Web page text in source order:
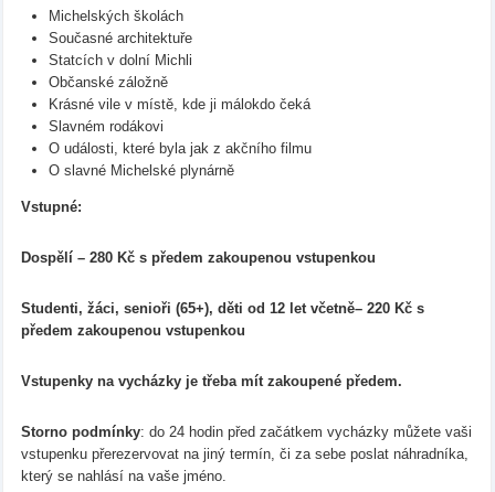
Michelských školách
Současné architektuře
Statcích v dolní Michli
Občanské záložně
Krásné vile v místě, kde ji málokdo čeká
Slavném rodákovi
O události, které byla jak z akčního filmu
O slavné Michelské plynárně
Vstupné:
Dospělí – 280 Kč s předem zakoupenou vstupenkou
Studenti, žáci, senioři (65+), děti od 12 let včetně– 220 Kč s
předem zakoupenou vstupenkou
Vstupenky na vycházky je třeba mít zakoupené předem.
Storno podmínky: do 24 hodin před začátkem vycházky můžete vaši
vstupenku přerezervovat na jiný termín, či za sebe poslat náhradníka,
který se nahlásí na vaše jméno.